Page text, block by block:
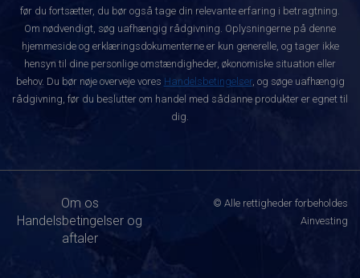
før du fortsætter, du bør også tage din relevante erfaring i betragtning.
Om nødvendigt, søg uafhængig rådgivning. Oplysningerne på denne
hjemmeside og erklæringsdokumenterne er kun generelle, og tager ikke
hensyn til dine personlige omstændigheder, økonomiske situation eller
behov. Du bør nøje overveje vores Handelsbetingelser, og søge uafhængig
rådgivning, før du beslutter om handel med sådanne produkter er egnet til
dig.
Om os
Handelsbetingelser og
aftaler
© Alle rettigheder forbeholdes
Ainvesting